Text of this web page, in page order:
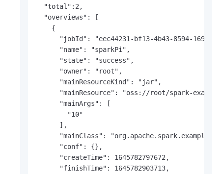
  "total":2,
  "overviews": [
    {
"jobId": "eec44231-bf13-4b43-8594-
      "name": "sparkPi",
      "state": "success",
      "owner": "root",
      "mainResourceKind": "jar",
"mainResource": "oss://root/spark-
      "mainArgs": [
        "10"
      ],
"mainClass":
      "conf": {},
      "createTime": 1645782797672,
      "finishTime": 1645782903713,